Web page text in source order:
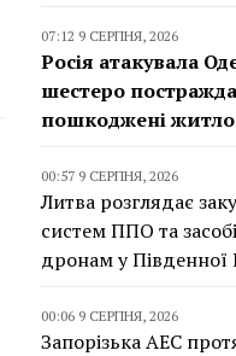
07:12 9 СЕРПНЯ, 2026
Росія атакувала
шестеро
пошкоджені
00:57 9 СЕРПНЯ, 2026
Литва розглядає
систем ППО та
дронам у Південної
00:06 9 СЕРПНЯ, 2026
Запорізька АЕС